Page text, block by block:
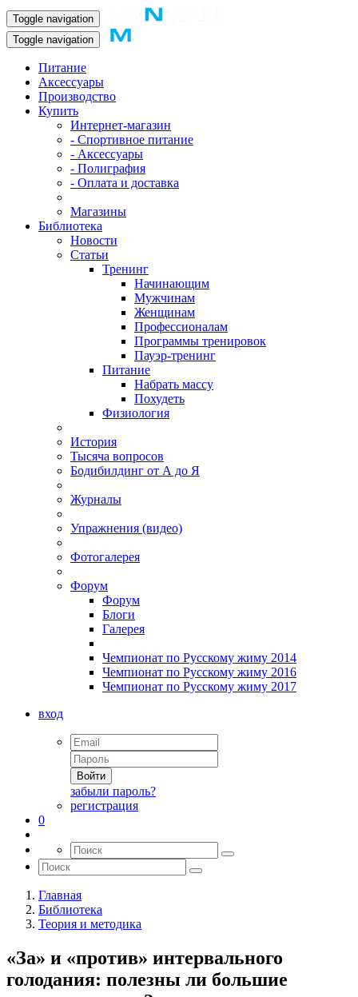
Toggle navigation
Toggle navigation
Питание
Аксессуары
Производство
Купить
Интернет-магазин
- Спортивное питание
- Аксессуары
- Полиграфия
- Оплата и доставка
Магазины
Библиотека
Новости
Статьи
Тренинг
Начинающим
Мужчинам
Женщинам
Профессионалам
Программы тренировок
Пауэр-тренинг
Питание
Набрать массу
Похудеть
Физиология
История
Тысяча вопросов
Бодибилдинг от А до Я
Журналы
Упражнения (видео)
Фотогалерея
Форум
Форум
Блоги
Галерея
Чемпионат по Русскому жиму 2014
Чемпионат по Русскому жиму 2016
Чемпионат по Русскому жиму 2017
вход
Войти
забыли пароль?
регистрация
0
Главная
Библиотека
Теория и методика
«За» и «против» интервального
голодания: полезны ли большие